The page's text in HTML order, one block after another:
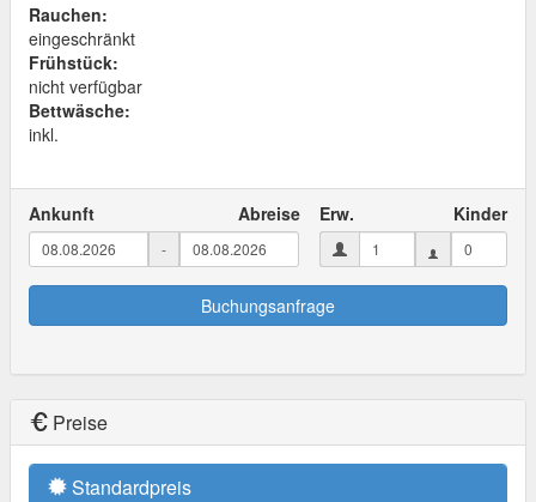
Rauchen:
eingeschränkt
Frühstück:
nicht verfügbar
Bettwäsche:
inkl.
Ankunft Abreise
-
Erw. Kinder
Buchungsanfrage
Preise
Standardpreis